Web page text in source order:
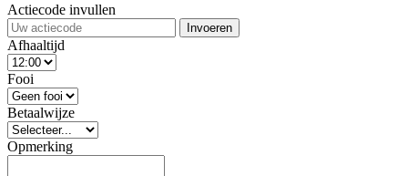
Actiecode invullen
Invoeren
Afhaaltijd
Fooi
Betaalwijze
Opmerking